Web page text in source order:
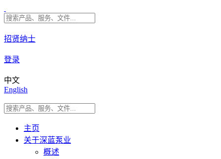
招贤纳士
登录
中文
English
主页
关于深蓝泵业
概述